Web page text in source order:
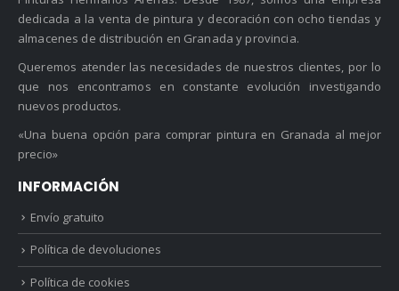
dedicada a la venta de pintura y decoración con ocho tiendas y
almacenes de distribución en Granada y provincia.
Queremos atender las necesidades de nuestros clientes, por lo
que nos encontramos en constante evolución investigando
nuevos productos.
«Una buena opción para comprar pintura en Granada al mejor
precio»
INFORMACIÓN
Envío gratuito
Política de devoluciones
Política de cookies